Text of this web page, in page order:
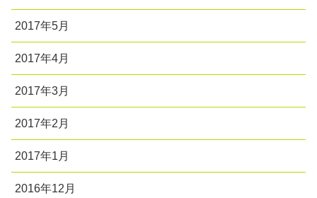
2017年5月
2017年4月
2017年3月
2017年2月
2017年1月
2016年12月